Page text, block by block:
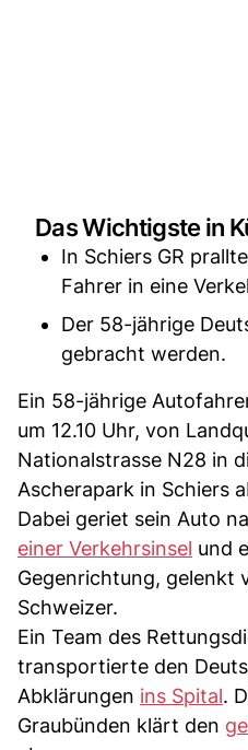
Das Wichtigste in
In Schiers GR
Fahrer in eine
Der 58-jährige
gebracht werden.
Ein 58-jährige
um 12.10 Uhr, von
Nationalstrasse N28 in
Ascherapark in Schiers
Dabei geriet sein Auto
einer Verkehrsinsel und
Gegenrichtung, gelenkt
Schweizer.
Ein Team des
transportierte den
Abklärungen ins Spital.
Graubünden klärt den